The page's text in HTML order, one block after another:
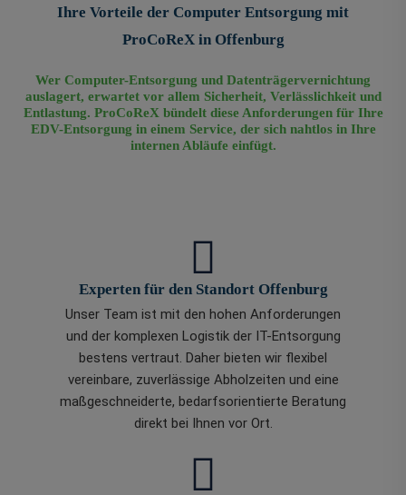
Ihre Vorteile der Computer Entsorgung mit
ProCoReX in Offenburg
Wer Computer-Entsorgung und Datenträgervernichtung
auslagert, erwartet vor allem Sicherheit, Verlässlichkeit und
Entlastung. ProCoReX bündelt diese Anforderungen für Ihre
EDV-Entsorgung in einem Service, der sich nahtlos in Ihre
internen Abläufe einfügt.
Experten für den Standort Offenburg
Unser Team ist mit den hohen Anforderungen
und der komplexen Logistik der IT-Entsorgung
bestens vertraut. Daher bieten wir flexibel
vereinbare, zuverlässige Abholzeiten und eine
maßgeschneiderte, bedarfsorientierte Beratung
direkt bei Ihnen vor Ort.